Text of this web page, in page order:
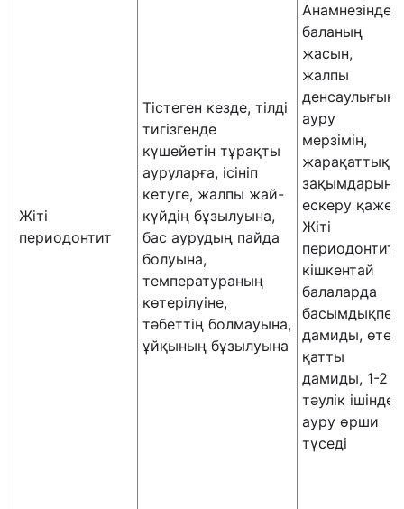
Жіті
периодонтит
Тістеген кезде, тілді
тигізгенде
күшейетін тұрақты
ауруларға, ісініп
кетуге, жалпы жай-
күйдің бұзылуына,
бас аурудың пайда
болуына,
температураның
көтерілуіне,
тәбеттің болмауына,
ұйқының бұзылуына
Анамнезінде
баланың
жасын,
жалпы
денсаулығын,
ауру
мерзімін,
жарақаттық
зақымдарын
ескеру қажет.
Жіті
периодонтит
кішкентай
балаларда
басымдықпен
дамиды, өте
қатты
дамиды, 1-2
тәулік ішінде
ауру өрши
түседі